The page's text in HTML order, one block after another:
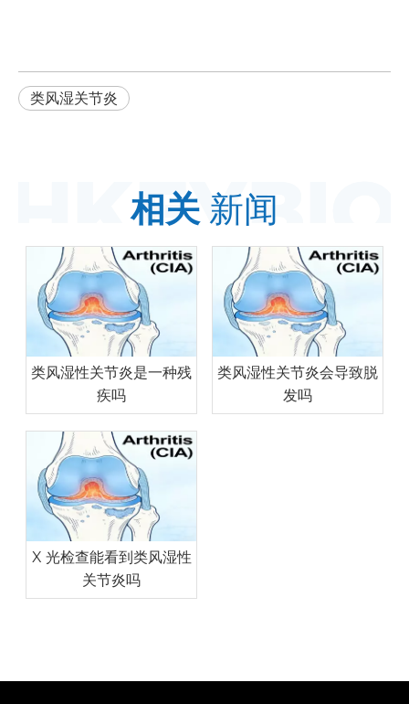
类风湿关节炎
相关 新闻
类风湿性关节炎是一种残
疾吗
类风湿性关节炎会导致脱
发吗
X 光检查能看到类风湿性
关节炎吗